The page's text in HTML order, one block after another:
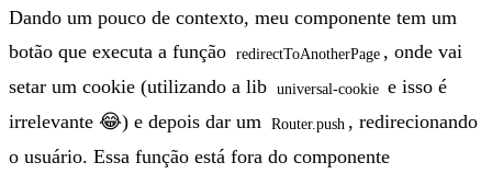
Dando um pouco de contexto, meu componente tem um
botão que executa a função redirectToAnotherPage , onde vai
setar um cookie (utilizando a lib universal-cookie e isso é
irrelevante 😂) e depois dar um Router.push , redirecionando
o usuário. Essa função está fora do componente